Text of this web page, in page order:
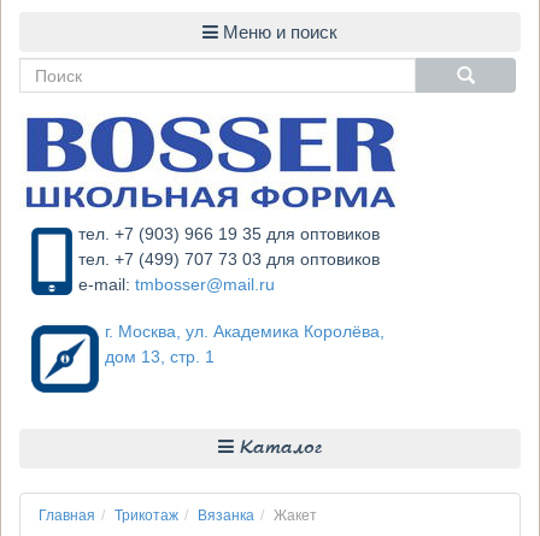
тел. +7 (903) 966 19 35 для оптовиков
тел. +7 (499) 707 73 03 для оптовиков
e-mail: tmbosser@mail.ru
г. Москва, ул. Академика Королёва,
дом 13, стр. 1
Каталог
Главная Трикотаж Вязанка Жакет